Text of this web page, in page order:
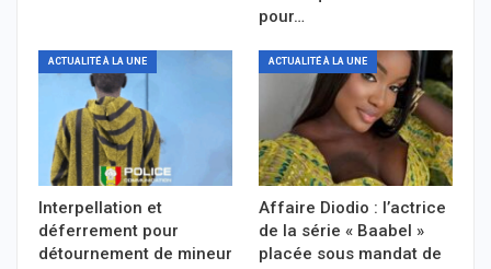
pour…
ACTUALITÉ À LA UNE
Interpellation et
déferrement pour
détournement de mineur
ACTUALITÉ À LA UNE
Affaire Diodio : l’actrice
de la série « Baabel »
placée sous mandat de